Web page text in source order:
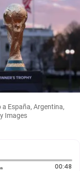
España, Argentina,
Images
00:48